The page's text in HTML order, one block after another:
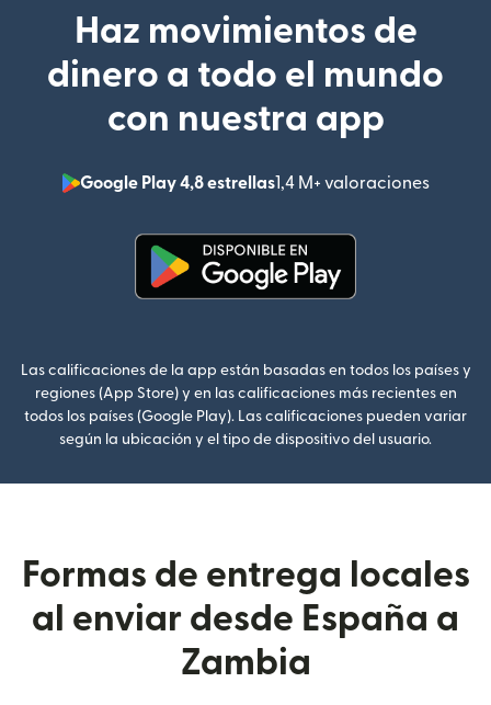
Haz movimientos de
dinero a todo el mundo
con nuestra app
Google Play 4,8 estrellas1,4 M+ valoraciones
(se
Las calificaciones de la app están basadas en todos los países y
regiones (App Store) y en las calificaciones más recientes en
todos los países (Google Play). Las calificaciones pueden variar
según la ubicación y el tipo de dispositivo del usuario.
Formas de entrega locales
al enviar desde España a
Zambia